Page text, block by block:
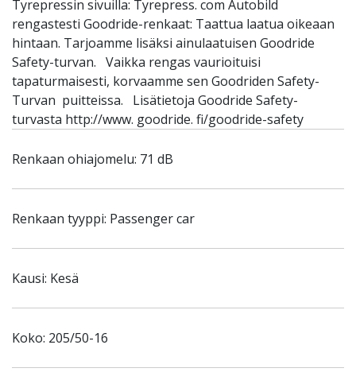
Tyrepressin sivuilla: Tyrepress. com Autobild
rengastesti Goodride-renkaat: Taattua laatua oikeaan
hintaan. Tarjoamme lisäksi ainulaatuisen Goodride
Safety-turvan. Vaikka rengas vaurioituisi
tapaturmaisesti, korvaamme sen Goodriden Safety-
Turvan puitteissa. Lisätietoja Goodride Safety-
turvasta http://www. goodride. fi/goodride-safety
Renkaan ohiajomelu: 71 dB
Renkaan tyyppi: Passenger car
Kausi: Kesä
Koko: 205/50-16